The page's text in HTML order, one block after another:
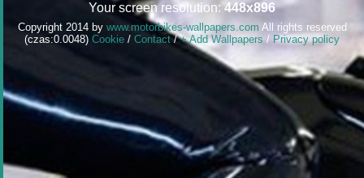
Your screen resolution:448x896
Copyright 2014 by www.motorbikes-wallpapers.com All rights reserved
(czas:0.0048) Cookie / Contact/+ Add Wallpapers / Privacy policy